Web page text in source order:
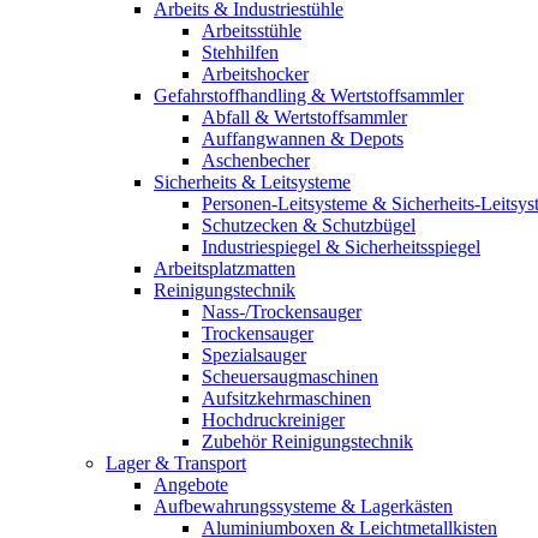
Arbeits & Industriestühle
Arbeitsstühle
Stehhilfen
Arbeitshocker
Gefahrstoffhandling & Wertstoffsammler
Abfall & Wertstoffsammler
Auffangwannen & Depots
Aschenbecher
Sicherheits & Leitsysteme
Personen-Leitsysteme & Sicherheits-
Schutzecken & Schutzbügel
Industriespiegel & Sicherheitsspiegel
Arbeitsplatzmatten
Reinigungstechnik
Nass-/Trockensauger
Trockensauger
Spezialsauger
Scheuersaugmaschinen
Aufsitzkehrmaschinen
Hochdruckreiniger
Zubehör Reinigungstechnik
Lager & Transport
Angebote
Aufbewahrungssysteme & Lagerkästen
Aluminiumboxen & Leichtmetallkisten